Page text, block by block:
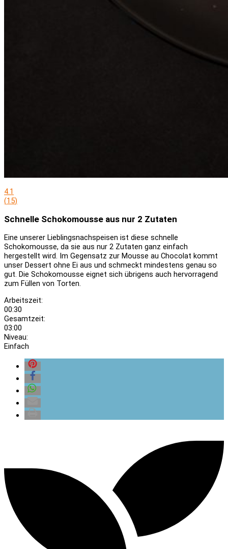
4.1
(15)
Schnelle Schokomousse aus nur 2 Zutaten
Eine unserer Lieblingsnachspeisen ist diese schnelle
Schokomousse, da sie aus nur 2 Zutaten ganz einfach
hergestellt wird. Im Gegensatz zur Mousse au Chocolat kommt
unser Dessert ohne Ei aus und schmeckt mindestens genau so
gut. Die Schokomousse eignet sich übrigens auch hervorragend
zum Füllen von Torten.
Arbeitszeit:
00:30
Gesamtzeit:
03:00
Niveau:
Einfach